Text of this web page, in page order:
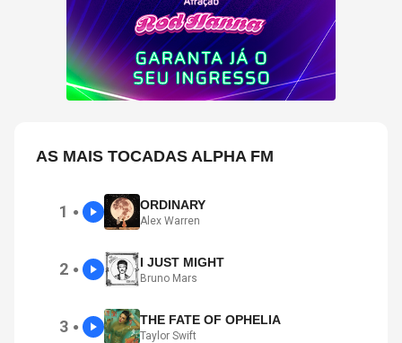
AS MAIS TOCADAS ALPHA FM
1 ● ORDINARY
Alex Warren
2 ● I JUST MIGHT
Bruno Mars
3 ● THE FATE OF OPHELIA
Taylor Swift